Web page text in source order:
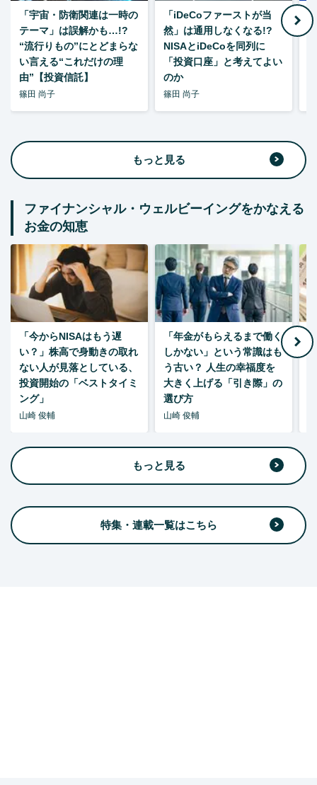
「宇宙・防衛関連は一時の
テーマ」は誤解かも…!?
“流行りもの”にとどまらな
い言える“これだけの理
由”【投資信託】
篠田 尚子
「iDeCoファーストが当
然」は通用しなくなる!?
NISAとiDeCoを同列に
「投資口座」と考えてよい
のか
篠田 尚子
もっと見る
ファイナンシャル・ウェルビーイングをかなえる
お金の知恵
「今からNISAはもう遅
い？」株高で身動きの取れ
ない人が見落としている、
投資開始の「ベストタイミ
ング」
山崎 俊輔
「年金がもらえるまで働く
しかない」という常識はも
う古い？ 人生の幸福度を
大きく上げる「引き際」の
選び方
山崎 俊輔
もっと見る
特集・連載一覧はこちら